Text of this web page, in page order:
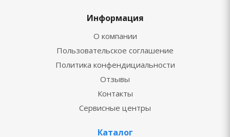
Информация
О компании
Пользовательское соглашение
Политика конфендициальности
Отзывы
Контакты
Сервисные центры
Каталог